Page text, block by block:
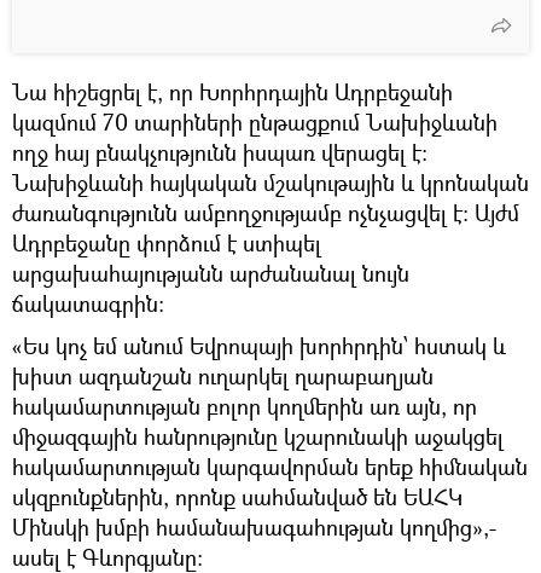
Նա հիշեցրել է, որ Խորհրդային Ադրբեջանի
կազմում 70 տարիների ընթացքում Նախիջևանի
ողջ հայ բնակչությունն իսպառ վերացել է։
Նախիջևանի հայկական մշակութային և կրոնական
ժառանգությունն ամբողջությամբ ոչնչացվել է։ Այժմ
Ադրբեջանը փորձում է ստիպել
արցախահայությանն արժանանալ նույն
ճակատագրին։
«Ես կոչ եմ անում Եվրոպայի խորհրդին՝ հստակ և
խիստ ազդանշան ուղարկել ղարաբաղյան
հակամարտության բոլոր կողմերին առ այն, որ
միջազգային հանրությունը կշարունակի աջակցել
հակամարտության կարգավորման երեք հիմնական
սկզբունքներին, որոնք սահմանված են ԵԱՀԿ
Մինսկի խմբի համանախագահության կողմից»,-
ասել է Գևորգյանը։